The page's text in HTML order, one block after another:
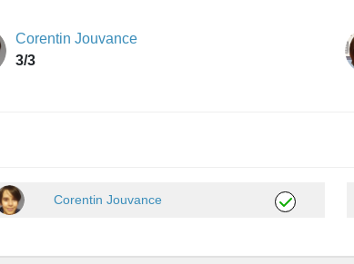
Corentin Jouvance
3/3
Corentin Jouvance